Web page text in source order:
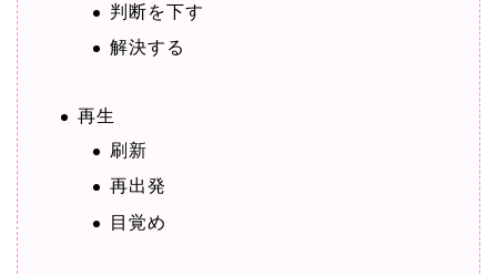
判断を下す
解決する
再生
刷新
再出発
目覚め